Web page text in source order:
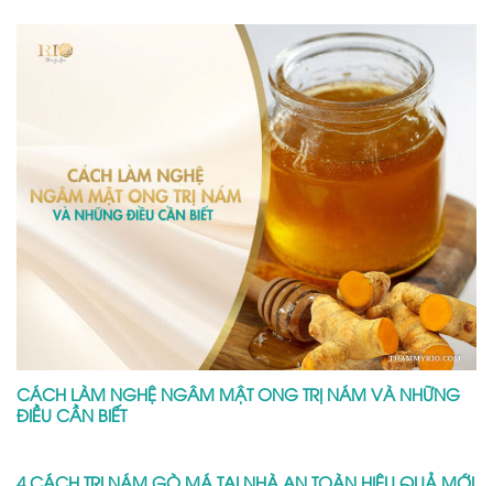
CÁCH LÀM NGHỆ NGÂM MẬT ONG TRỊ NÁM VÀ NHỮNG
ĐIỀU CẦN BIẾT
4 CÁCH TRỊ NÁM GÒ MÁ TẠI NHÀ AN TOÀN HIỆU QUẢ MỚI